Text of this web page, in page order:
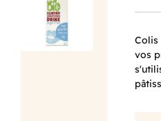
Colis
vos